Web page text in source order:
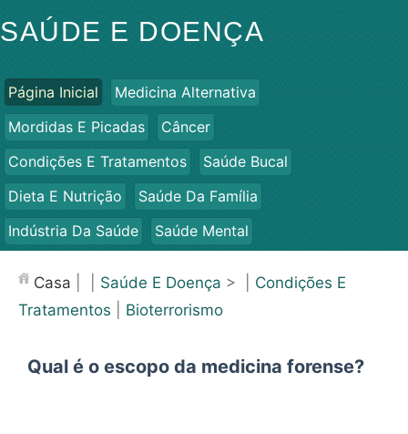
SAÚDE E DOENÇA
Página Inicial
Medicina Alternativa
Mordidas E Picadas
Câncer
Condições E Tratamentos
Saúde Bucal
Dieta E Nutrição
Saúde Da Família
Indústria Da Saúde
Saúde Mental
Saúde
Casa Saúde E Doença > | Condições E
Tratamentos
Bioterrorismo
Qual é o escopo da medicina forense?